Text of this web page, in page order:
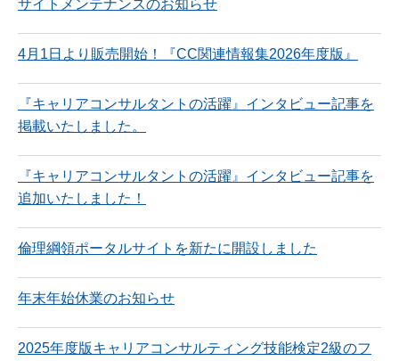
サイトメンテナンスのお知らせ
4月1日より販売開始！『CC関連情報集2026年度版』
『キャリアコンサルタントの活躍』インタビュー記事を
掲載いたしました。
『キャリアコンサルタントの活躍』インタビュー記事を
追加いたしました！
倫理綱領ポータルサイトを新たに開設しました
年末年始休業のお知らせ
2025年度版キャリアコンサルティング技能検定2級のフ